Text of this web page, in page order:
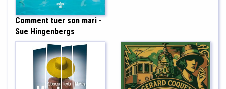
Comment tuer son mari -
Sue Hingenbergs